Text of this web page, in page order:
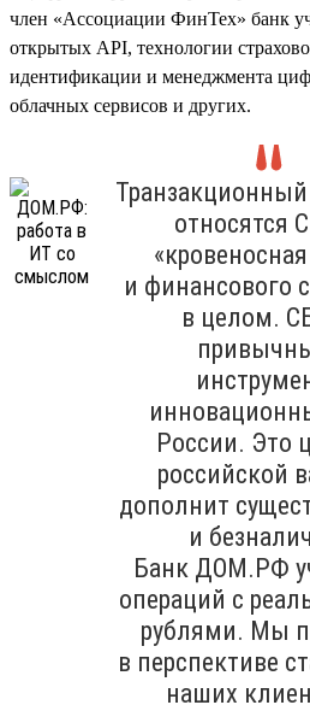
член «Ассоциации ФинТех» банк
открытых API, технологии
идентификации и менеджмента
облачных сервисов и других.
относятся
и финансового
в целом.
России. Это
российской
дополнит
и
Банк ДОМ.РФ
операций с
рублями. Мы
в перспективе
наших